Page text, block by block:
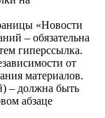
«Новости
– обязательна
гиперссылка.
от
материалов.
– должна быть
абзаце